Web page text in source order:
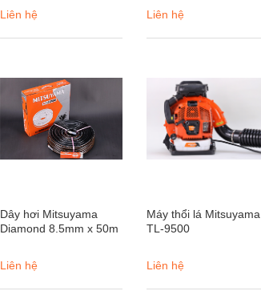
Liên hệ
Liên hệ
Dây hơi Mitsuyama
Diamond 8.5mm x 50m
Liên hệ
Máy thổi lá Mitsuyama
TL-9500
Liên hệ